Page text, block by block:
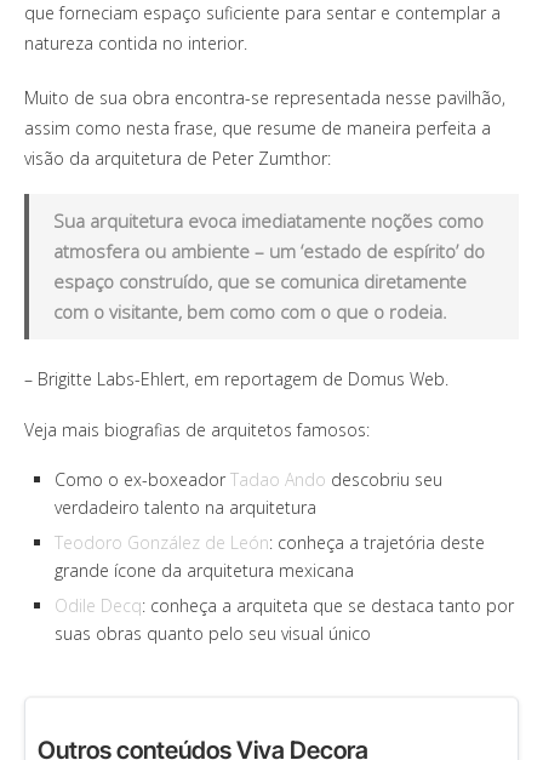
que forneciam espaço suficiente para sentar e contemplar a
natureza contida no interior.
Muito de sua obra encontra-se representada nesse pavilhão,
assim como nesta frase, que resume de maneira perfeita a
visão da arquitetura de Peter Zumthor:
Sua arquitetura evoca imediatamente noções como
atmosfera ou ambiente – um ‘estado de espírito’ do
espaço construído, que se comunica diretamente
com o visitante, bem como com o que o rodeia.
– Brigitte Labs-Ehlert, em reportagem de Domus Web.
Veja mais biografias de arquitetos famosos:
Como o ex-boxeador Tadao Ando descobriu seu
verdadeiro talento na arquitetura
Teodoro González de León: conheça a trajetória deste
grande ícone da arquitetura mexicana
Odile Decq: conheça a arquiteta que se destaca tanto por
suas obras quanto pelo seu visual único
Outros conteúdos Viva Decora